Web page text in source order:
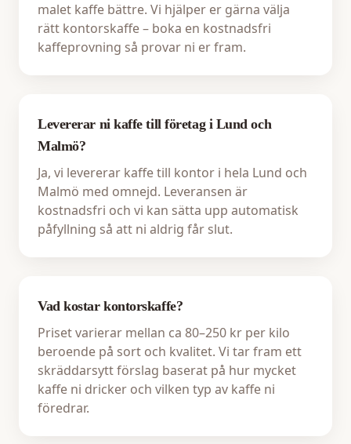
malet kaffe bättre. Vi hjälper er gärna välja
rätt kontorskaffe – boka en kostnadsfri
kaffeprovning så provar ni er fram.
Levererar ni kaffe till företag i Lund och
Malmö?
Ja, vi levererar kaffe till kontor i hela Lund och
Malmö med omnejd. Leveransen är
kostnadsfri och vi kan sätta upp automatisk
påfyllning så att ni aldrig får slut.
Vad kostar kontorskaffe?
Priset varierar mellan ca 80–250 kr per kilo
beroende på sort och kvalitet. Vi tar fram ett
skräddarsytt förslag baserat på hur mycket
kaffe ni dricker och vilken typ av kaffe ni
föredrar.